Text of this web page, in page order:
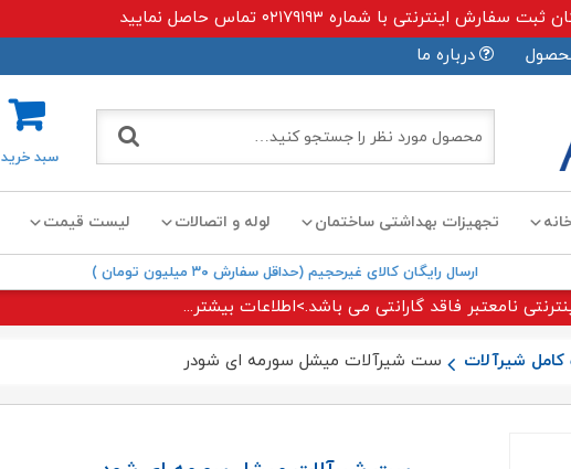
با شماره ۰۲۱۷۹۱۹۳ تماس حاصل نمایید
درباره ما
سبد خرید
تجهیزات بهداشتی ساختمان لوله و اتصالات لیست قیمت
ارسال رایگان کالای غیرحجیم (حداقل سفارش ۳۰ میلیون تومان )
نامعتبر فاقد گارانتی می باشد.>اطلاعات بیشتر...
شیرآلات ست شیرآلات میشل سورمه ای شودر